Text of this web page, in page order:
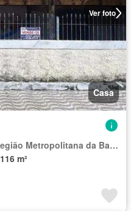
Ver foto
Casa
Região Imediata de Santos, Região Metropolitana da Baixada Santista
116 m²